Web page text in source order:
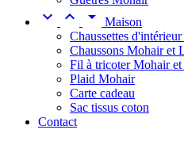
  
Maison
Chaussettes
Chaussons Mohair et
Fil à tricoter Mohair et
Plaid Mohair
Carte cadeau
Sac tissus coton
Contact